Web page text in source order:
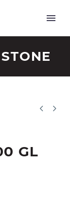
 
GL